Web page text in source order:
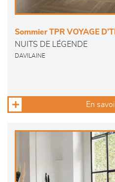
Sommier TPR VOYAGE
NUITS DE LÉGENDE
DAVILAINE
En